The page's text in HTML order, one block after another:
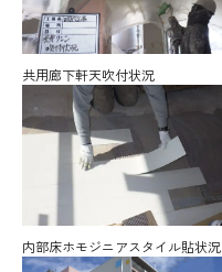
共用廊下軒天吹付状況
内部床ホモジニアスタイル貼状況